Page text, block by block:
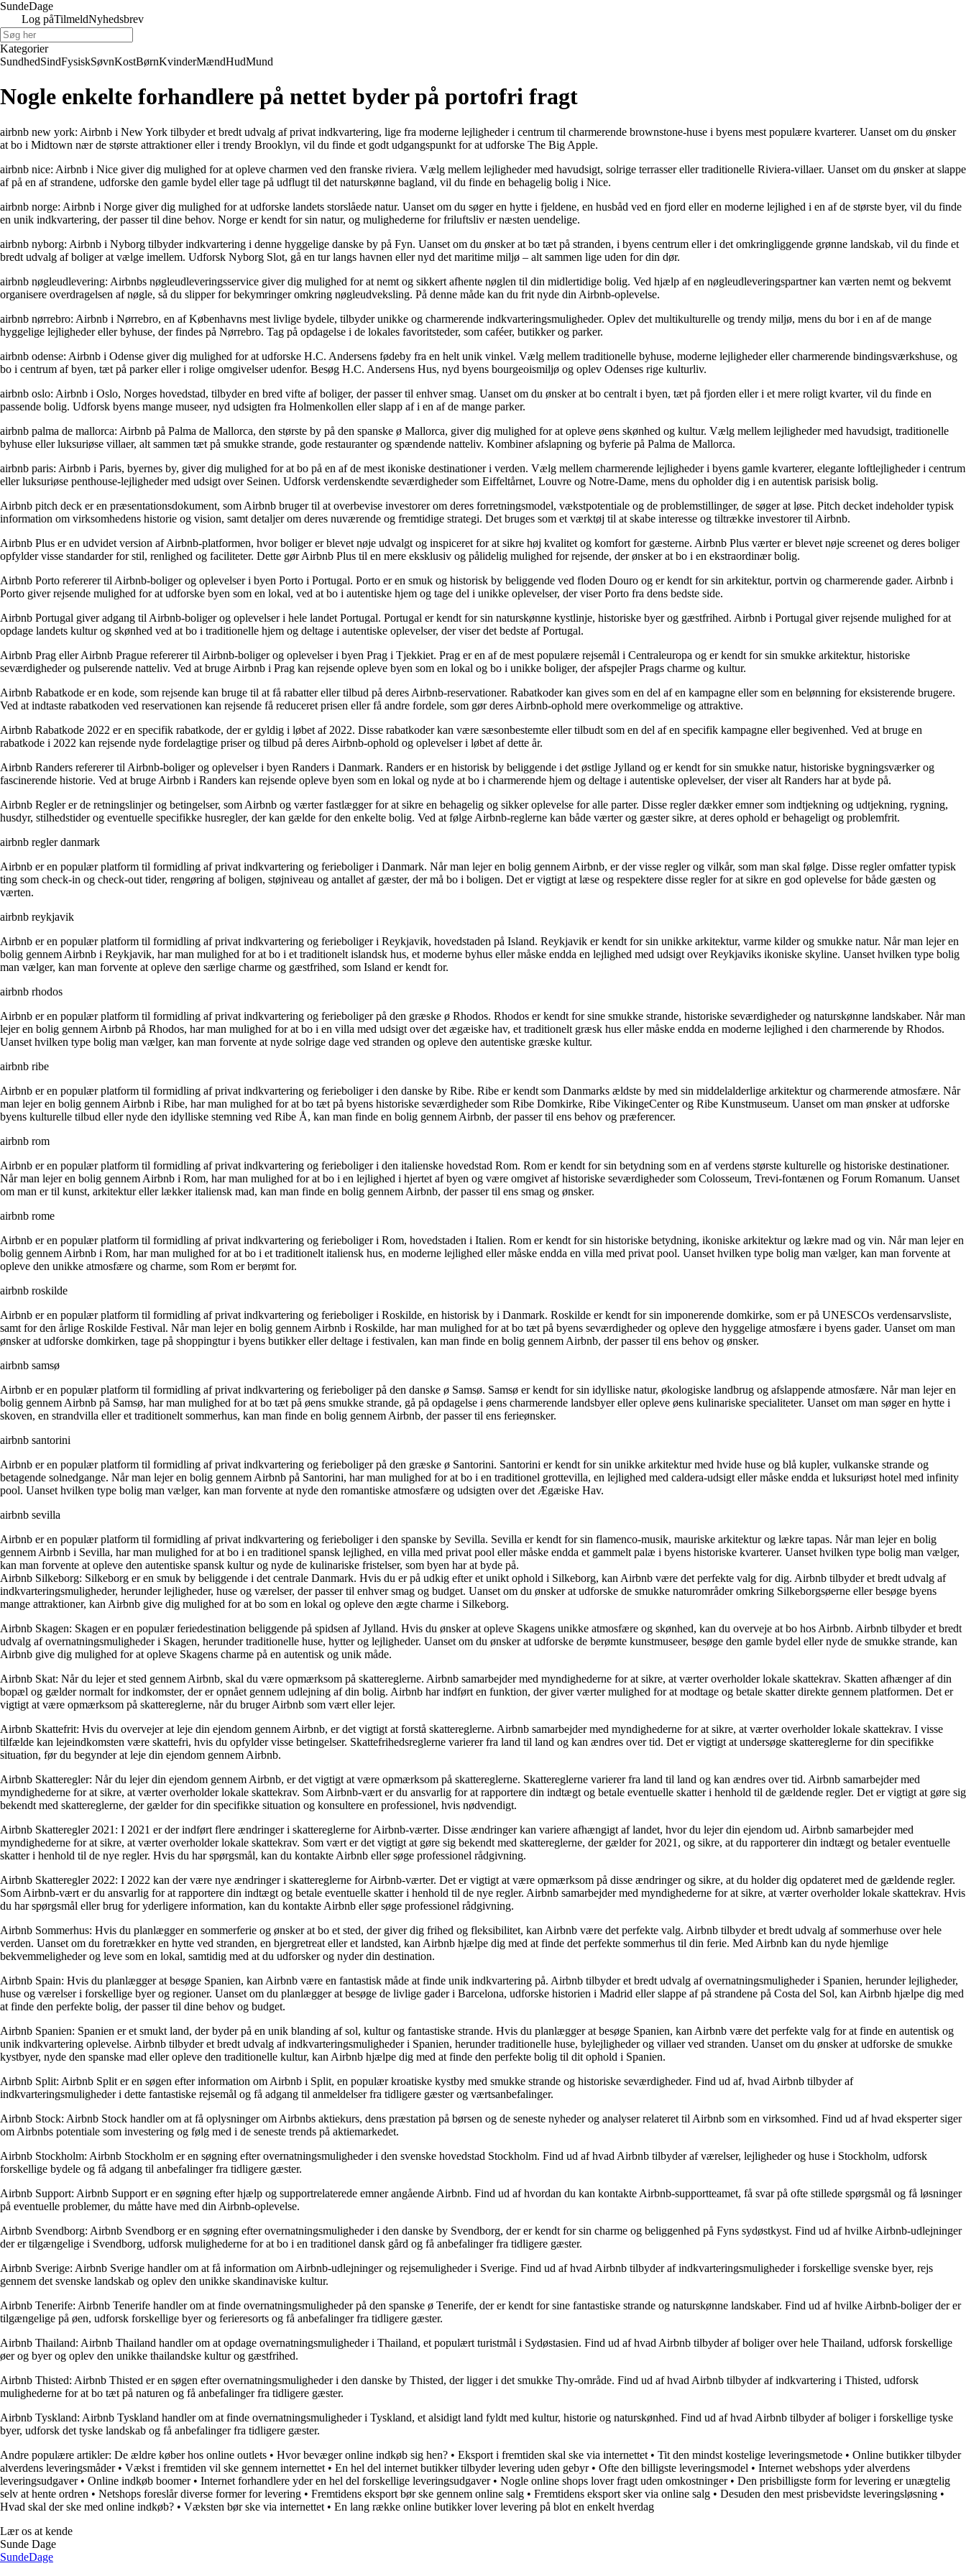
SundeDage
Log påTilmeldNyhedsbrev
Kategorier
SundhedSindFysiskSøvnKostBørnKvinderMændHudMund
Nogle enkelte forhandlere på nettet byder på portofri fragt
airbnb new york: Airbnb i New York tilbyder et bredt udvalg af privat indkvartering, lige fra moderne lejligheder i centrum til charmerende brownstone-huse i byens mest populære kvarterer. Uanset om du ønsker
at bo i Midtown nær de største attraktioner eller i trendy Brooklyn, vil du finde et godt udgangspunkt for at udforske The Big Apple.
airbnb nice: Airbnb i Nice giver dig mulighed for at opleve charmen ved den franske riviera. Vælg mellem lejligheder med havudsigt, solrige terrasser eller traditionelle Riviera-villaer. Uanset om du ønsker at slappe
af på en af ​​strandene, udforske den gamle bydel eller tage på udflugt til det naturskønne bagland, vil du finde en behagelig bolig i Nice.
airbnb norge: Airbnb i Norge giver dig mulighed for at udforske landets storslåede natur. Uanset om du søger en hytte i fjeldene, en husbåd ved en fjord eller en moderne lejlighed i en af ​​de største byer, vil du finde
en unik indkvartering, der passer til dine behov. Norge er kendt for sin natur, og mulighederne for friluftsliv er næsten uendelige.
airbnb nyborg: Airbnb i Nyborg tilbyder indkvartering i denne hyggelige danske by på Fyn. Uanset om du ønsker at bo tæt på stranden, i byens centrum eller i det omkringliggende grønne landskab, vil du finde et
bredt udvalg af boliger at vælge imellem. Udforsk Nyborg Slot, gå en tur langs havnen eller nyd det maritime miljø – alt sammen lige uden for din dør.
airbnb nøgleudlevering: Airbnbs nøgleudleveringsservice giver dig mulighed for at nemt og sikkert afhente nøglen til din midlertidige bolig. Ved hjælp af en nøgleudleveringspartner kan værten nemt og bekvemt
organisere overdragelsen af nøgle, så du slipper for bekymringer omkring nøgleudveksling. På denne måde kan du frit nyde din Airbnb-oplevelse.
airbnb nørrebro: Airbnb i Nørrebro, en af Københavns mest livlige bydele, tilbyder unikke og charmerende indkvarteringsmuligheder. Oplev det multikulturelle og trendy miljø, mens du bor i en af de mange
hyggelige lejligheder eller byhuse, der findes på Nørrebro. Tag på opdagelse i de lokales favoritsteder, som caféer, butikker og parker.
airbnb odense: Airbnb i Odense giver dig mulighed for at udforske H.C. Andersens fødeby fra en helt unik vinkel. Vælg mellem traditionelle byhuse, moderne lejligheder eller charmerende bindingsværkshuse, og
bo i centrum af byen, tæt på parker eller i rolige omgivelser udenfor. Besøg H.C. Andersens Hus, nyd byens bourgeoismiljø og oplev Odenses rige kulturliv.
airbnb oslo: Airbnb i Oslo, Norges hovedstad, tilbyder en bred vifte af boliger, der passer til enhver smag. Uanset om du ønsker at bo centralt i byen, tæt på fjorden eller i et mere roligt kvarter, vil du finde en
passende bolig. Udforsk byens mange museer, nyd udsigten fra Holmenkollen eller slapp af i en af ​​de mange parker.
airbnb palma de mallorca: Airbnb på Palma de Mallorca, den største by på den spanske ø Mallorca, giver dig mulighed for at opleve øens skønhed og kultur. Vælg mellem lejligheder med havudsigt, traditionelle
byhuse eller luksuriøse villaer, alt sammen tæt på smukke strande, gode restauranter og spændende natteliv. Kombiner afslapning og byferie på Palma de Mallorca.
airbnb paris: Airbnb i Paris, byernes by, giver dig mulighed for at bo på en af ​​de mest ikoniske destinationer i verden. Vælg mellem charmerende lejligheder i byens gamle kvarterer, elegante loftlejligheder i centrum
eller luksuriøse penthouse-lejligheder med udsigt over Seinen. Udforsk verdenskendte seværdigheder som Eiffeltårnet, Louvre og Notre-Dame, mens du opholder dig i en autentisk parisisk bolig.
Airbnb pitch deck er en præsentationsdokument, som Airbnb bruger til at overbevise investorer om deres forretningsmodel, vækstpotentiale og de problemstillinger, de søger at løse. Pitch decket indeholder typisk
information om virksomhedens historie og vision, samt detaljer om deres nuværende og fremtidige strategi. Det bruges som et værktøj til at skabe interesse og tiltrække investorer til Airbnb.
Airbnb Plus er en udvidet version af Airbnb-platformen, hvor boliger er blevet nøje udvalgt og inspiceret for at sikre høj kvalitet og komfort for gæsterne. Airbnb Plus værter er blevet nøje screenet og deres boliger
opfylder visse standarder for stil, renlighed og faciliteter. Dette gør Airbnb Plus til en mere eksklusiv og pålidelig mulighed for rejsende, der ønsker at bo i en ekstraordinær bolig.
Airbnb Porto refererer til Airbnb-boliger og oplevelser i byen Porto i Portugal. Porto er en smuk og historisk by beliggende ved floden Douro og er kendt for sin arkitektur, portvin og charmerende gader. Airbnb i
Porto giver rejsende mulighed for at udforske byen som en lokal, ved at bo i autentiske hjem og tage del i unikke oplevelser, der viser Porto fra dens bedste side.
Airbnb Portugal giver adgang til Airbnb-boliger og oplevelser i hele landet Portugal. Portugal er kendt for sin naturskønne kystlinje, historiske byer og gæstfrihed. Airbnb i Portugal giver rejsende mulighed for at
opdage landets kultur og skønhed ved at bo i traditionelle hjem og deltage i autentiske oplevelser, der viser det bedste af Portugal.
Airbnb Prag eller Airbnb Prague refererer til Airbnb-boliger og oplevelser i byen Prag i Tjekkiet. Prag er en af de mest populære rejsemål i Centraleuropa og er kendt for sin smukke arkitektur, historiske
seværdigheder og pulserende natteliv. Ved at bruge Airbnb i Prag kan rejsende opleve byen som en lokal og bo i unikke boliger, der afspejler Prags charme og kultur.
Airbnb Rabatkode er en kode, som rejsende kan bruge til at få rabatter eller tilbud på deres Airbnb-reservationer. Rabatkoder kan gives som en del af en kampagne eller som en belønning for eksisterende brugere.
Ved at indtaste rabatkoden ved reservationen kan rejsende få reduceret prisen eller få andre fordele, som gør deres Airbnb-ophold mere overkommelige og attraktive.
Airbnb Rabatkode 2022 er en specifik rabatkode, der er gyldig i løbet af 2022. Disse rabatkoder kan være sæsonbestemte eller tilbudt som en del af en specifik kampagne eller begivenhed. Ved at bruge en
rabatkode i 2022 kan rejsende nyde fordelagtige priser og tilbud på deres Airbnb-ophold og oplevelser i løbet af dette år.
Airbnb Randers refererer til Airbnb-boliger og oplevelser i byen Randers i Danmark. Randers er en historisk by beliggende i det østlige Jylland og er kendt for sin smukke natur, historiske bygningsværker og
fascinerende historie. Ved at bruge Airbnb i Randers kan rejsende opleve byen som en lokal og nyde at bo i charmerende hjem og deltage i autentiske oplevelser, der viser alt Randers har at byde på.
Airbnb Regler er de retningslinjer og betingelser, som Airbnb og værter fastlægger for at sikre en behagelig og sikker oplevelse for alle parter. Disse regler dækker emner som indtjekning og udtjekning, rygning,
husdyr, stilhedstider og eventuelle specifikke husregler, der kan gælde for den enkelte bolig. Ved at følge Airbnb-reglerne kan både værter og gæster sikre, at deres ophold er behageligt og problemfrit.
airbnb regler danmark
Airbnb er en populær platform til formidling af privat indkvartering og ferieboliger i Danmark. Når man lejer en bolig gennem Airbnb, er der visse regler og vilkår, som man skal følge. Disse regler omfatter typisk
ting som check-in og check-out tider, rengøring af boligen, støjniveau og antallet af gæster, der må bo i boligen. Det er vigtigt at læse og respektere disse regler for at sikre en god oplevelse for både gæsten og
værten.
airbnb reykjavik
Airbnb er en populær platform til formidling af privat indkvartering og ferieboliger i Reykjavik, hovedstaden på Island. Reykjavik er kendt for sin unikke arkitektur, varme kilder og smukke natur. Når man lejer en
bolig gennem Airbnb i Reykjavik, har man mulighed for at bo i et traditionelt islandsk hus, et moderne byhus eller måske endda en lejlighed med udsigt over Reykjaviks ikoniske skyline. Uanset hvilken type bolig
man vælger, kan man forvente at opleve den særlige charme og gæstfrihed, som Island er kendt for.
airbnb rhodos
Airbnb er en populær platform til formidling af privat indkvartering og ferieboliger på den græske ø Rhodos. Rhodos er kendt for sine smukke strande, historiske seværdigheder og naturskønne landskaber. Når man
lejer en bolig gennem Airbnb på Rhodos, har man mulighed for at bo i en villa med udsigt over det ægæiske hav, et traditionelt græsk hus eller måske endda en moderne lejlighed i den charmerende by Rhodos.
Uanset hvilken type bolig man vælger, kan man forvente at nyde solrige dage ved stranden og opleve den autentiske græske kultur.
airbnb ribe
Airbnb er en populær platform til formidling af privat indkvartering og ferieboliger i den danske by Ribe. Ribe er kendt som Danmarks ældste by med sin middelalderlige arkitektur og charmerende atmosfære. Når
man lejer en bolig gennem Airbnb i Ribe, har man mulighed for at bo tæt på byens historiske seværdigheder som Ribe Domkirke, Ribe VikingeCenter og Ribe Kunstmuseum. Uanset om man ønsker at udforske
byens kulturelle tilbud eller nyde den idylliske stemning ved Ribe Å, kan man finde en bolig gennem Airbnb, der passer til ens behov og præferencer.
airbnb rom
Airbnb er en populær platform til formidling af privat indkvartering og ferieboliger i den italienske hovedstad Rom. Rom er kendt for sin betydning som en af verdens største kulturelle og historiske destinationer.
Når man lejer en bolig gennem Airbnb i Rom, har man mulighed for at bo i en lejlighed i hjertet af byen og være omgivet af historiske seværdigheder som Colosseum, Trevi-fontænen og Forum Romanum. Uanset
om man er til kunst, arkitektur eller lækker italiensk mad, kan man finde en bolig gennem Airbnb, der passer til ens smag og ønsker.
airbnb rome
Airbnb er en populær platform til formidling af privat indkvartering og ferieboliger i Rom, hovedstaden i Italien. Rom er kendt for sin historiske betydning, ikoniske arkitektur og lækre mad og vin. Når man lejer en
bolig gennem Airbnb i Rom, har man mulighed for at bo i et traditionelt italiensk hus, en moderne lejlighed eller måske endda en villa med privat pool. Uanset hvilken type bolig man vælger, kan man forvente at
opleve den unikke atmosfære og charme, som Rom er berømt for.
airbnb roskilde
Airbnb er en populær platform til formidling af privat indkvartering og ferieboliger i Roskilde, en historisk by i Danmark. Roskilde er kendt for sin imponerende domkirke, som er på UNESCOs verdensarvsliste,
samt for den årlige Roskilde Festival. Når man lejer en bolig gennem Airbnb i Roskilde, har man mulighed for at bo tæt på byens seværdigheder og opleve den hyggelige atmosfære i byens gader. Uanset om man
ønsker at udforske domkirken, tage på shoppingtur i byens butikker eller deltage i festivalen, kan man finde en bolig gennem Airbnb, der passer til ens behov og ønsker.
airbnb samsø
Airbnb er en populær platform til formidling af privat indkvartering og ferieboliger på den danske ø Samsø. Samsø er kendt for sin idylliske natur, økologiske landbrug og afslappende atmosfære. Når man lejer en
bolig gennem Airbnb på Samsø, har man mulighed for at bo tæt på øens smukke strande, gå på opdagelse i øens charmerende landsbyer eller opleve øens kulinariske specialiteter. Uanset om man søger en hytte i
skoven, en strandvilla eller et traditionelt sommerhus, kan man finde en bolig gennem Airbnb, der passer til ens ferieønsker.
airbnb santorini
Airbnb er en populær platform til formidling af privat indkvartering og ferieboliger på den græske ø Santorini. Santorini er kendt for sin unikke arkitektur med hvide huse og blå kupler, vulkanske strande og
betagende solnedgange. Når man lejer en bolig gennem Airbnb på Santorini, har man mulighed for at bo i en traditionel grottevilla, en lejlighed med caldera-udsigt eller måske endda et luksuriøst hotel med infinity
pool. Uanset hvilken type bolig man vælger, kan man forvente at nyde den romantiske atmosfære og udsigten over det Ægæiske Hav.
airbnb sevilla
Airbnb er en populær platform til formidling af privat indkvartering og ferieboliger i den spanske by Sevilla. Sevilla er kendt for sin flamenco-musik, mauriske arkitektur og lækre tapas. Når man lejer en bolig
gennem Airbnb i Sevilla, har man mulighed for at bo i en traditionel spansk lejlighed, en villa med privat pool eller måske endda et gammelt palæ i byens historiske kvarterer. Uanset hvilken type bolig man vælger,
kan man forvente at opleve den autentiske spansk kultur og nyde de kulinariske fristelser, som byen har at byde på.
Airbnb Silkeborg: Silkeborg er en smuk by beliggende i det centrale Danmark. Hvis du er på udkig efter et unikt ophold i Silkeborg, kan Airbnb være det perfekte valg for dig. Airbnb tilbyder et bredt udvalg af
indkvarteringsmuligheder, herunder lejligheder, huse og værelser, der passer til enhver smag og budget. Uanset om du ønsker at udforske de smukke naturområder omkring Silkeborgsøerne eller besøge byens
mange attraktioner, kan Airbnb give dig mulighed for at bo som en lokal og opleve den ægte charme i Silkeborg.
Airbnb Skagen: Skagen er en populær feriedestination beliggende på spidsen af ​​Jylland. Hvis du ønsker at opleve Skagens unikke atmosfære og skønhed, kan du overveje at bo hos Airbnb. Airbnb tilbyder et bredt
udvalg af overnatningsmuligheder i Skagen, herunder traditionelle huse, hytter og lejligheder. Uanset om du ønsker at udforske de berømte kunstmuseer, besøge den gamle bydel eller nyde de smukke strande, kan
Airbnb give dig mulighed for at opleve Skagens charme på en autentisk og unik måde.
Airbnb Skat: Når du lejer et sted gennem Airbnb, skal du være opmærksom på skattereglerne. Airbnb samarbejder med myndighederne for at sikre, at værter overholder lokale skattekrav. Skatten afhænger af din
bopæl og gælder normalt for indkomster, der er opnået gennem udlejning af din bolig. Airbnb har indført en funktion, der giver værter mulighed for at modtage og betale skatter direkte gennem platformen. Det er
vigtigt at være opmærksom på skattereglerne, når du bruger Airbnb som vært eller lejer.
Airbnb Skattefrit: Hvis du overvejer at leje din ejendom gennem Airbnb, er det vigtigt at forstå skattereglerne. Airbnb samarbejder med myndighederne for at sikre, at værter overholder lokale skattekrav. I visse
tilfælde kan lejeindkomsten være skattefri, hvis du opfylder visse betingelser. Skattefrihedsreglerne varierer fra land til land og kan ændres over tid. Det er vigtigt at undersøge skattereglerne for din specifikke
situation, før du begynder at leje din ejendom gennem Airbnb.
Airbnb Skatteregler: Når du lejer din ejendom gennem Airbnb, er det vigtigt at være opmærksom på skattereglerne. Skattereglerne varierer fra land til land og kan ændres over tid. Airbnb samarbejder med
myndighederne for at sikre, at værter overholder lokale skattekrav. Som Airbnb-vært er du ansvarlig for at rapportere din indtægt og betale eventuelle skatter i henhold til de gældende regler. Det er vigtigt at gøre sig
bekendt med skattereglerne, der gælder for din specifikke situation og konsultere en professionel, hvis nødvendigt.
Airbnb Skatteregler 2021: I 2021 er der indført flere ændringer i skattereglerne for Airbnb-værter. Disse ændringer kan variere afhængigt af landet, hvor du lejer din ejendom ud. Airbnb samarbejder med
myndighederne for at sikre, at værter overholder lokale skattekrav. Som vært er det vigtigt at gøre sig bekendt med skattereglerne, der gælder for 2021, og sikre, at du rapporterer din indtægt og betaler eventuelle
skatter i henhold til de nye regler. Hvis du har spørgsmål, kan du kontakte Airbnb eller søge professionel rådgivning.
Airbnb Skatteregler 2022: I 2022 kan der være nye ændringer i skattereglerne for Airbnb-værter. Det er vigtigt at være opmærksom på disse ændringer og sikre, at du holder dig opdateret med de gældende regler.
Som Airbnb-vært er du ansvarlig for at rapportere din indtægt og betale eventuelle skatter i henhold til de nye regler. Airbnb samarbejder med myndighederne for at sikre, at værter overholder lokale skattekrav. Hvis
du har spørgsmål eller brug for yderligere information, kan du kontakte Airbnb eller søge professionel rådgivning.
Airbnb Sommerhus: Hvis du planlægger en sommerferie og ønsker at bo et sted, der giver dig frihed og fleksibilitet, kan Airbnb være det perfekte valg. Airbnb tilbyder et bredt udvalg af sommerhuse over hele
verden. Uanset om du foretrækker en hytte ved stranden, en bjergretreat eller et landsted, kan Airbnb hjælpe dig med at finde det perfekte sommerhus til din ferie. Med Airbnb kan du nyde hjemlige
bekvemmeligheder og leve som en lokal, samtidig med at du udforsker og nyder din destination.
Airbnb Spain: Hvis du planlægger at besøge Spanien, kan Airbnb være en fantastisk måde at finde unik indkvartering på. Airbnb tilbyder et bredt udvalg af overnatningsmuligheder i Spanien, herunder lejligheder,
huse og værelser i forskellige byer og regioner. Uanset om du planlægger at besøge de livlige gader i Barcelona, udforske historien i Madrid eller slappe af på strandene på Costa del Sol, kan Airbnb hjælpe dig med
at finde den perfekte bolig, der passer til dine behov og budget.
Airbnb Spanien: Spanien er et smukt land, der byder på en unik blanding af sol, kultur og fantastiske strande. Hvis du planlægger at besøge Spanien, kan Airbnb være det perfekte valg for at finde en autentisk og
unik indkvartering oplevelse. Airbnb tilbyder et bredt udvalg af indkvarteringsmuligheder i Spanien, herunder traditionelle huse, bylejligheder og villaer ved stranden. Uanset om du ønsker at udforske de smukke
kystbyer, nyde den spanske mad eller opleve den traditionelle kultur, kan Airbnb hjælpe dig med at finde den perfekte bolig til dit ophold i Spanien.
Airbnb Split: Airbnb Split er en søgen efter information om Airbnb i Split, en populær kroatiske kystby med smukke strande og historiske seværdigheder. Find ud af, hvad Airbnb tilbyder af
indkvarteringsmuligheder i dette fantastiske rejsemål og få adgang til anmeldelser fra tidligere gæster og værtsanbefalinger.
Airbnb Stock: Airbnb Stock handler om at få oplysninger om Airbnbs aktiekurs, dens præstation på børsen og de seneste nyheder og analyser relateret til Airbnb som en virksomhed. Find ud af hvad eksperter siger
om Airbnbs potentiale som investering og følg med i de seneste trends på aktiemarkedet.
Airbnb Stockholm: Airbnb Stockholm er en søgning efter overnatningsmuligheder i den svenske hovedstad Stockholm. Find ud af hvad Airbnb tilbyder af værelser, lejligheder og huse i Stockholm, udforsk
forskellige bydele og få adgang til anbefalinger fra tidligere gæster.
Airbnb Support: Airbnb Support er en søgning efter hjælp og supportrelaterede emner angående Airbnb. Find ud af hvordan du kan kontakte Airbnb-supportteamet, få svar på ofte stillede spørgsmål og få løsninger
på eventuelle problemer, du måtte have med din Airbnb-oplevelse.
Airbnb Svendborg: Airbnb Svendborg er en søgning efter overnatningsmuligheder i den danske by Svendborg, der er kendt for sin charme og beliggenhed på Fyns sydøstkyst. Find ud af hvilke Airbnb-udlejninger
der er tilgængelige i Svendborg, udforsk mulighederne for at bo i en traditionel dansk gård og få anbefalinger fra tidligere gæster.
Airbnb Sverige: Airbnb Sverige handler om at få information om Airbnb-udlejninger og rejsemuligheder i Sverige. Find ud af hvad Airbnb tilbyder af indkvarteringsmuligheder i forskellige svenske byer, rejs
gennem det svenske landskab og oplev den unikke skandinaviske kultur.
Airbnb Tenerife: Airbnb Tenerife handler om at finde overnatningsmuligheder på den spanske ø Tenerife, der er kendt for sine fantastiske strande og naturskønne landskaber. Find ud af hvilke Airbnb-boliger der er
tilgængelige på øen, udforsk forskellige byer og ferieresorts og få anbefalinger fra tidligere gæster.
Airbnb Thailand: Airbnb Thailand handler om at opdage overnatningsmuligheder i Thailand, et populært turistmål i Sydøstasien. Find ud af hvad Airbnb tilbyder af boliger over hele Thailand, udforsk forskellige
øer og byer og oplev den unikke thailandske kultur og gæstfrihed.
Airbnb Thisted: Airbnb Thisted er en søgen efter overnatningsmuligheder i den danske by Thisted, der ligger i det smukke Thy-område. Find ud af hvad Airbnb tilbyder af indkvartering i Thisted, udforsk
mulighederne for at bo tæt på naturen og få anbefalinger fra tidligere gæster.
Airbnb Tyskland: Airbnb Tyskland handler om at finde overnatningsmuligheder i Tyskland, et alsidigt land fyldt med kultur, historie og naturskønhed. Find ud af hvad Airbnb tilbyder af boliger i forskellige tyske
byer, udforsk det tyske landskab og få anbefalinger fra tidligere gæster.
Andre populære artikler: De ældre køber hos online outlets • Hvor bevæger online indkøb sig hen? • Eksport i fremtiden skal ske via internettet • Tit den mindst kostelige leveringsmetode • Online butikker tilbyder
alverdens leveringsmåder• Vækst i fremtiden vil ske gennem internettet • En hel del internet butikker tilbyder levering uden gebyr• Ofte den billigste leveringsmodel • Internet webshops yder alverdens
leveringsudgaver• Online indkøb boomer• Internet forhandlere yder en hel del forskellige leveringsudgaver• Nogle online shops lover fragt uden omkostninger• Den prisbilligste form for levering er unægtelig
selv at hente ordren • Netshops foreslår diverse former for levering • Fremtidens eksport bør ske gennem online salg • Fremtidens eksport sker via online salg • Desuden den mest prisbevidste leveringsløsning •
Hvad skal der ske med online indkøb? • Væksten bør ske via internettet • En lang række online butikker lover levering på blot en enkelt hverdag
Lær os at kende
Sunde Dage
SundeDage